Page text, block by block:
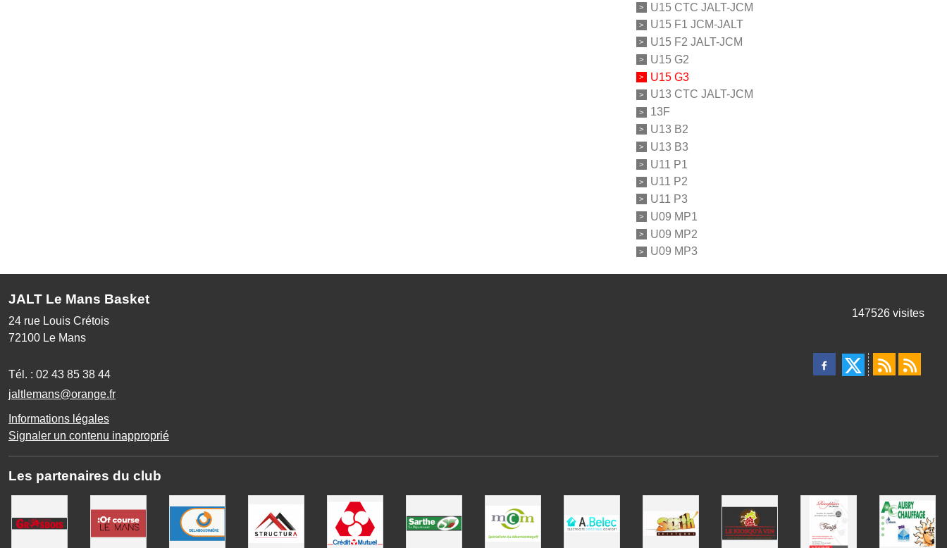
U15 CTC JALT-JCM
U15 F1 JCM-JALT
U15 F2 JALT-JCM
U15 G2
U15 G3
U13 CTC JALT-JCM
13F
U13 B2
U13 B3
U11 P1
U11 P2
U11 P3
U09 MP1
U09 MP2
U09 MP3
JALT Le Mans Basket
24 rue Louis Crétois
72100 Le Mans
Tél. : 02 43 85 38 44
jaltlemans@orange.fr
Informations légales
Signaler un contenu inapproprié
147526 visites
Les partenaires du club